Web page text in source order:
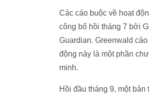
Các cáo buộc về hoạt
công bố hồi tháng 7 bởi
Guardian. Greenwald
động này là một phần
minh.
Hồi đầu tháng 9, một